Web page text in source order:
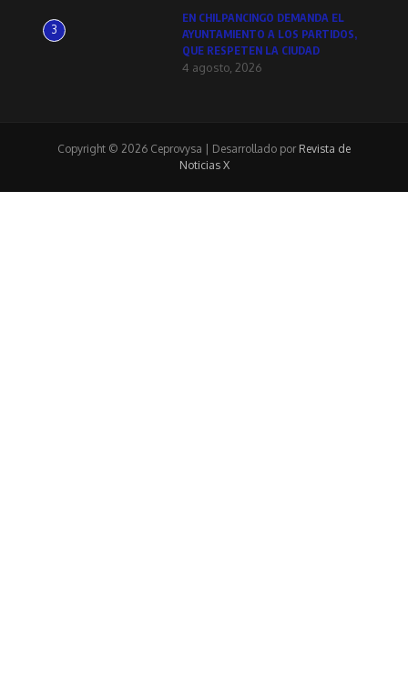
3
EN CHILPANCINGO DEMANDA EL
AYUNTAMIENTO A LOS PARTIDOS,
QUE RESPETEN LA CIUDAD
4 agosto, 2026
Copyright © 2026 Ceprovysa | Desarrollado por Revista de
Noticias X